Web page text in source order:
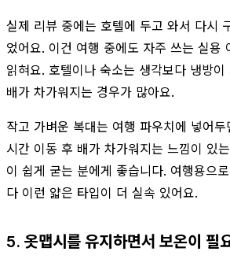
실제 리뷰 중에는 호텔에 두고 와서 다시
었어요. 이건 여행 중에도 자주 쓰는 실용
읽혀요. 호텔이나 숙소는 생각보다 냉방
배가 차가워지는 경우가 많아요.
작고 가벼운 복대는 여행 파우치에 넣어
시간 이동 후 배가 차가워지는 느낌이 있
이 쉽게 굳는 분에게 좋습니다. 여행용으
다 이런 얇은 타입이 더 실속 있어요.
5. 옷맵시를 유지하면서 보온이 필